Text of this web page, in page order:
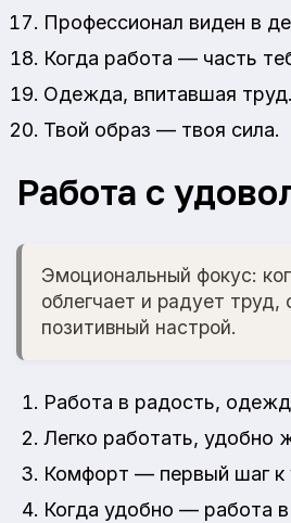
Профессионал виден в
Когда работа — часть
Одежда, впитавшая труд.
Твой образ — твоя сила.
Работа с
Эмоциональный фокус:
облегчает и радует труд,
позитивный настрой.
Работа в радость,
Легко работать, удобно
Комфорт — первый шаг к
Когда удобно — работа в